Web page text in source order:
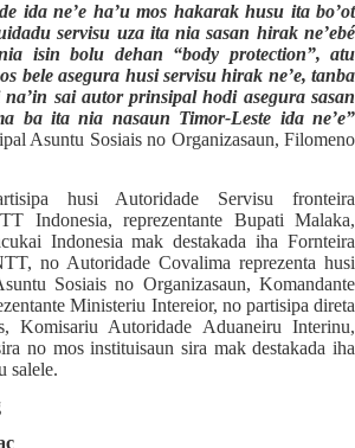
ida ne’e ha’u mos hakarak husu ita bo’ot
servisu uza ita nia sasan hirak ne’ebé
isin bolu dehan “body protection”, atu
bele asegura husi servisu hirak ne’e, tanba
na’in sai autor prinsipal hodi asegura sasan
ba ita nia nasaun Timor-Leste ida ne’e”
Asuntu Sosiais no Organizasaun, Filomeno
husi Autoridade Servisu fronteira
Indonesia, reprezentante Bupati Malaka,
Indonesia mak destakada iha Fornteira
no Autoridade Covalima reprezenta husi
Sosiais no Organizasaun, Komandante
Ministeriu Intereior, no partisipa direta
Komisariu Autoridade Aduaneiru Interinu,
no mos instituisaun sira mak destakada iha
salele.